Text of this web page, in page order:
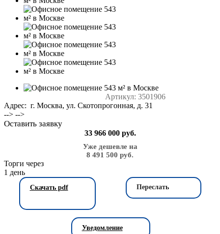
Артикул: 3501906
Адрес: г. Москва, ул. Скотопрогонная, д. 31
33 966 000 руб.
Уже дешевле на
8 491 500 руб.
Торги через
1 день
--> -->
Оставить заявку
Переслать
Скачать pdf
Уведомление